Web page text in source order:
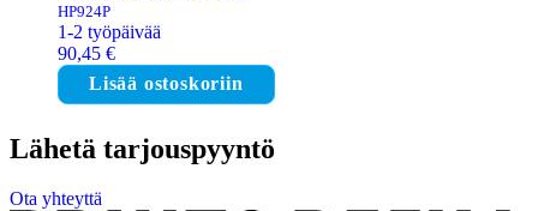
HP924P
1-2 työpäivää
90,45 €
Lisää ostoskoriin
Lähetä tarjouspyyntö
Ota yhteyttä